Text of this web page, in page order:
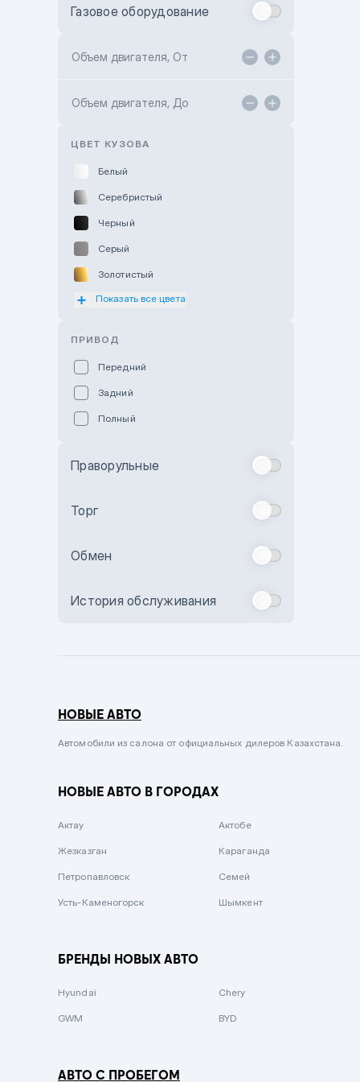
Toyota Kokshetau
Hyundai ShymCity
Газовое оборудование
Объем двигателя, От
Объем двигателя, До
ЦВЕТ КУЗОВА
Белый
Серебристый
Черный
Серый
Золотистый
Оранжевый
Бежевый
Комбинированный
Сиреневый металлик
Вишневый
Зеленый металлик
Показать все цвета
ПРИВОД
Передний
Задний
Полный
Праворульные
Торг
Обмен
История обслуживания
НОВЫЕ АВТО
Автомобили из салона от официальных дилеров Казахстана.
НОВЫЕ АВТО В ГОРОДАХ
Актау Актобе
Жезказган Караганда
Петропавловск Семей
Усть-Каменогорск Шымкент
БРЕНДЫ НОВЫХ АВТО
Hyundai Chery
GWM BYD
АВТО С ПРОБЕГОМ